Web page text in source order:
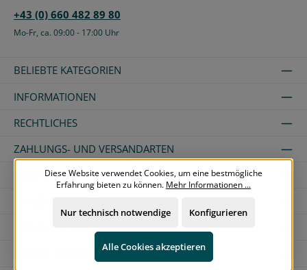
+43 (0) 660 482 89 80
Mo-Fr, ca. 09:00 - 17:00 Uhr
BELIEBTE KATEGORIEN
INFORMATIONEN
RECHTLICHES
ZAHLUNGS- UND VERSANDARTEN
ÜBER UNS
UNSERE COMMUNITIES
Diese Website verwendet Cookies, um eine bestmögliche
Erfahrung bieten zu können. Mehr Informationen ...
Nur technisch notwendige Konfigurieren
Alle Cookies akzeptieren